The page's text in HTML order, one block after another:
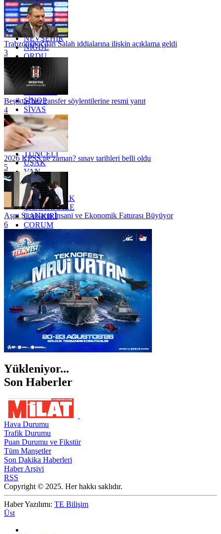
MARDİN
MERSİN
MUĞLA
MUŞ
NEVŞEHİR
NİĞDE
ORDU
OSMANİYE
RİZE
SAKARYA
SİNOP
SİVAS
SİİRT
TEKİRDAĞ
TOKAT
TRABZON
TUNCELİ
UŞAK
VAN
YALOVA
YOZGAT
ZONGULDAK
ÇANAKKALE
ÇANKIRI
ÇORUM
İSTANBUL
İZMİR
ŞANLIURFA
ŞIRNAK
Trabzonspor'dan Salah iddialarına ilişkin açıklama geldi
3
Beşiktaş'tan transfer söylentilerine resmi yanıt
4
2026 KPSS ne zaman? sınav tarihleri belli oldu
5
Aşırı Sıcakların İnsani ve Ekonomik Faturası Büyüyor
6
Yükleniyor...
Son Haberler
Hava Durumu
Trafik Durumu
Puan Durumu ve Fikstür
Tüm Manşetler
Son Dakika Haberleri
Haber Arşivi
RSS
Copyright © 2025. Her hakkı saklıdır.
Haber Yazılımı: TE Bilişim
Üst